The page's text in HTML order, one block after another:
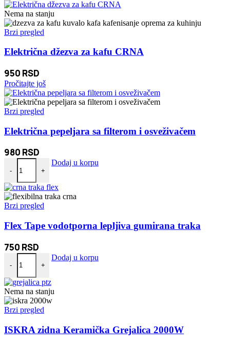
Nema na stanju
Brzi pregled
Električna džezva za kafu CRNA
950 RSD
Pročitajte još
Brzi pregled
Električna pepeljara sa filterom i osveživačem
980 RSD
-
Električna pepeljara sa filterom i osveživačem količina
+
Dodaj u korpu
Brzi pregled
Flex Tape vodotporna lepljiva gumirana traka
750 RSD
-
Flex Tape vodotporna lepljiva gumirana traka količina
+
Dodaj u korpu
Nema na stanju
Brzi pregled
ISKRA zidna Keramička Grejalica 2000W